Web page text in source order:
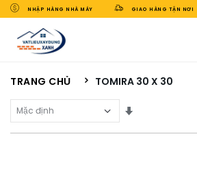
NHẬP HÀNG NHÀ MÁY GIAO HÀNG TẬN NƠI
TRANG CHỦ TOMIRA 30 X 30
Sắp Xếp Theo